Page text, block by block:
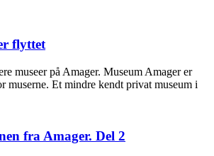
flyttet
museer på Amager. Museum Amager er
muserne. Et mindre kendt privat museum i
fra Amager. Del 2